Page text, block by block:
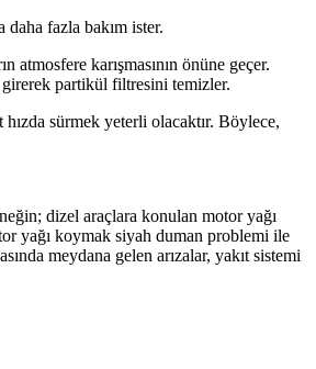
fazla bakım ister.
karışmasının önüne geçer.
partikül filtresini temizler.
sürmek yeterli olacaktır. Böylece,
dizel araçlara konulan motor yağı
yağı koymak siyah duman problemi ile
meydana gelen arızalar, yakıt sistemi